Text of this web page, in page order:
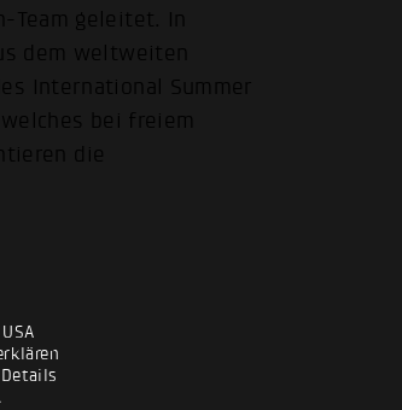
.
Team geleitet. In
dem weltweiten
International Summer
bei freiem
die